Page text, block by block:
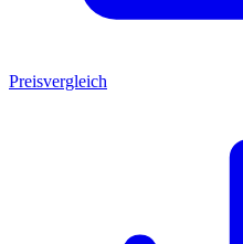
Preisvergleich